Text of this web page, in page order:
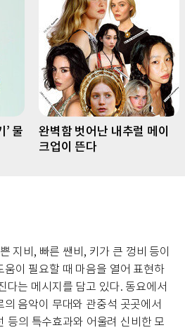
’ 물
완벽함 벗어난 내추럴 메이
크업이 뜬다
지비, 빠른 쌘비, 키가 큰 껑비 등이
움이 필요할 때 마음을 열어 표현하
다는 메시지를 담고 있다. 동요에서
음악이 무대와 관중석 곳곳에서
등의 특수효과와 어울려 신비한 모